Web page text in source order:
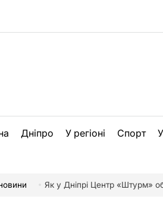
Дніпро У регіоні Спорт
Як у Дніпрі Центр «Штурм»